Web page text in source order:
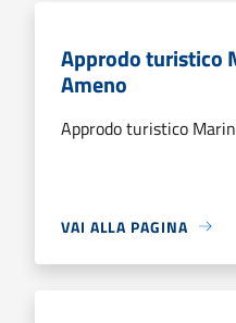
Approdo turistico
Ameno
Approdo turistico
VAI ALLA PAGINA